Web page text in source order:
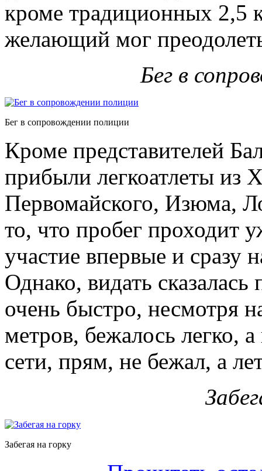
кроме традиционных
желающий мог
Бег в
Бег в сопровождении полиции
Кроме представителей
прибыли легкоатлеты из
Первомайского, Изюма,
то, что пробег проходит
участие впервые и сразу
Однако, видать
очень быстро, несмотря
метров, бежалось легко,
сети, прям, не бежал, а
Забегая на горку